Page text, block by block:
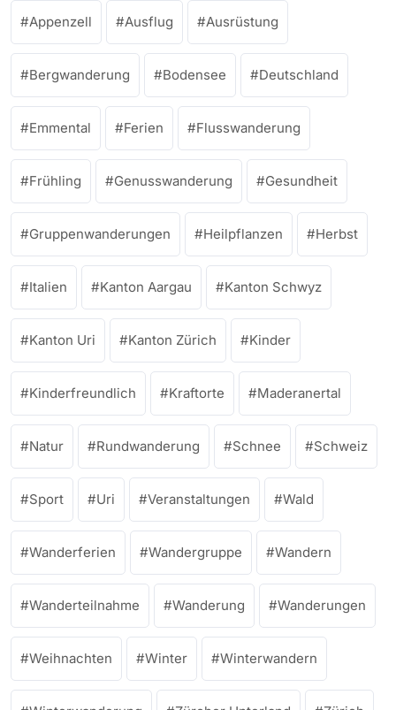
Appenzell Ausflug Ausrüstung
Bergwanderung Bodensee Deutschland
Emmental Ferien Flusswanderung
Frühling Genusswanderung Gesundheit
Gruppenwanderungen Heilpflanzen Herbst
Italien Kanton Aargau Kanton Schwyz
Kanton Uri Kanton Zürich Kinder
Kinderfreundlich Kraftorte Maderanertal
Natur Rundwanderung Schnee Schweiz
Sport Uri Veranstaltungen Wald
Wanderferien Wandergruppe Wandern
Wanderteilnahme Wanderung Wanderungen
Weihnachten Winter Winterwandern